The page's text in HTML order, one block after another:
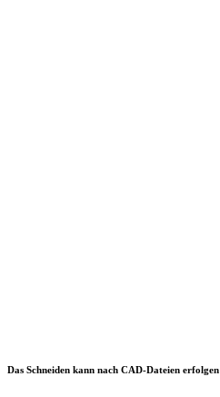
Das Schneiden kann nach CAD-Dateien erfolgen